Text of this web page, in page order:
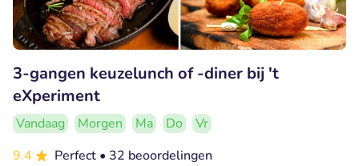
3-gangen keuzelunch of -diner bij 't
eXperiment
Vandaag Morgen Ma Do
Vr
9.4
Perfect • 32 beoordelingen